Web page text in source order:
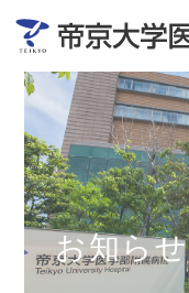
お知らせ